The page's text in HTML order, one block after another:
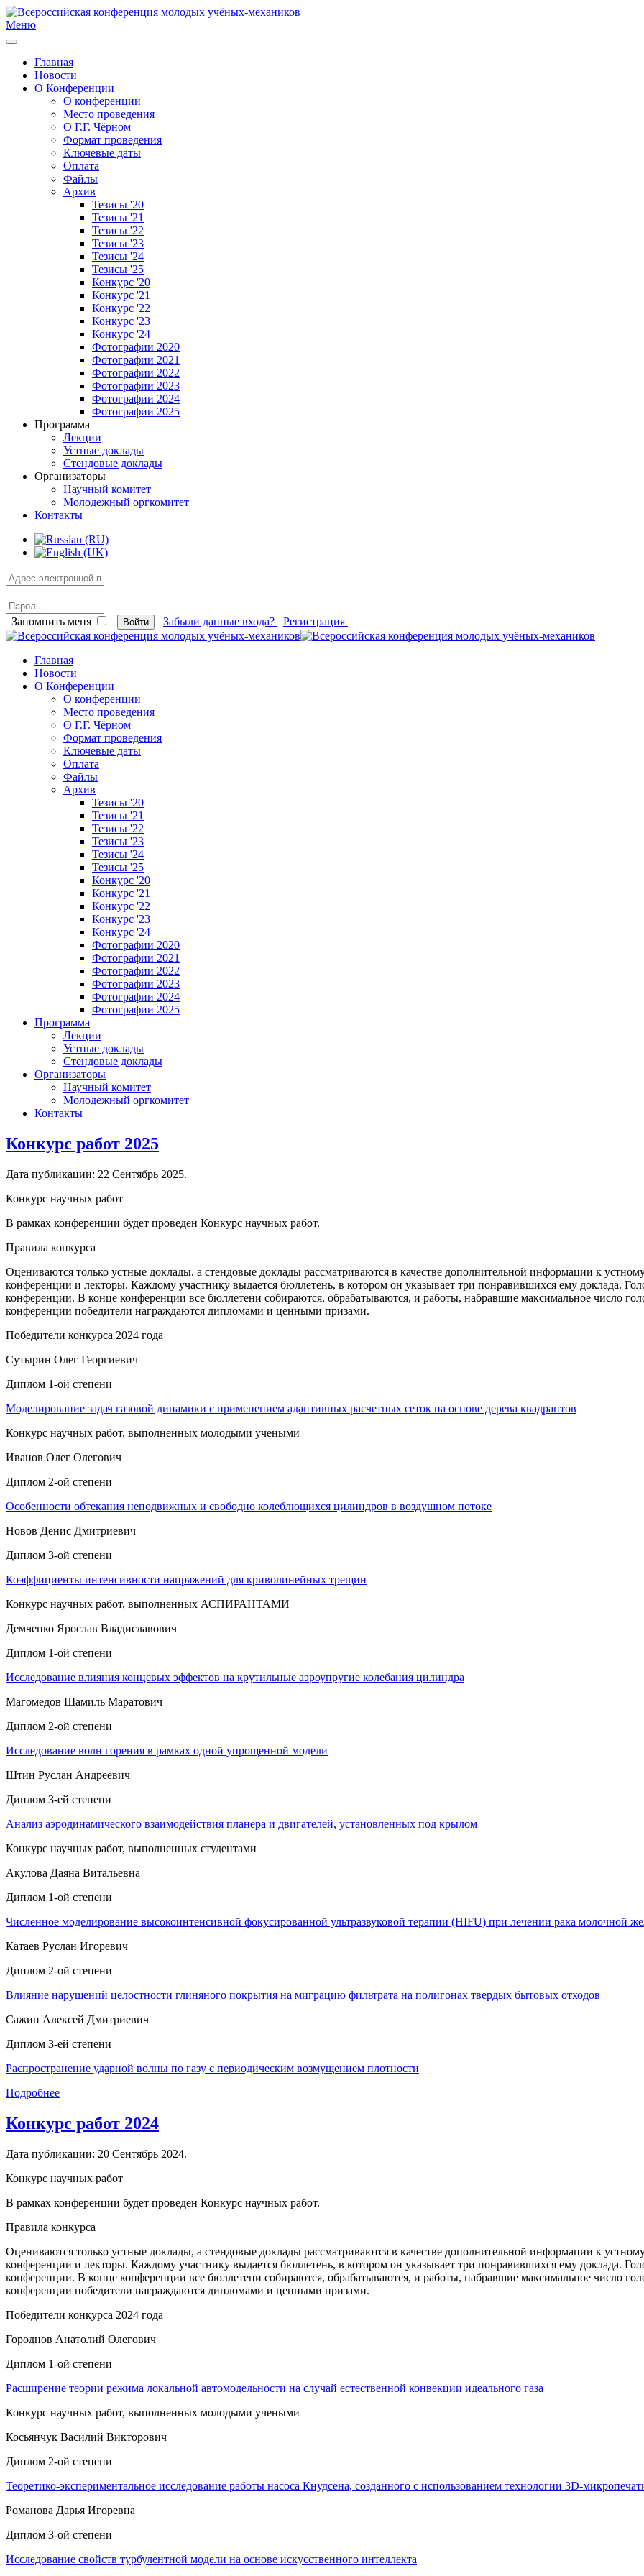
Меню
Главная
Новости
О Конференции
О конференции
Место проведения
О Г.Г. Чёрном
Формат проведения
Ключевые даты
Оплата
Файлы
Архив
Тезисы '20
Тезисы '21
Тезисы '22
Тезисы '23
Тезисы '24
Тезисы '25
Конкурс '20
Конкурс '21
Конкурс '22
Конкурс '23
Конкурс '24
Фотографии 2020
Фотографии 2021
Фотографии 2022
Фотографии 2023
Фотографии 2024
Фотографии 2025
Программа
Лекции
Устные доклады
Стендовые доклады
Организаторы
Научный комитет
Молодежный оргкомитет
Контакты
Запомнить меня Войти Забыли данные входа? Регистрация
Главная
Новости
О Конференции
О конференции
Место проведения
О Г.Г. Чёрном
Формат проведения
Ключевые даты
Оплата
Файлы
Архив
Тезисы '20
Тезисы '21
Тезисы '22
Тезисы '23
Тезисы '24
Тезисы '25
Конкурс '20
Конкурс '21
Конкурс '22
Конкурс '23
Конкурс '24
Фотографии 2020
Фотографии 2021
Фотографии 2022
Фотографии 2023
Фотографии 2024
Фотографии 2025
Программа
Лекции
Устные доклады
Стендовые доклады
Организаторы
Научный комитет
Молодежный оргкомитет
Контакты
Конкурс работ 2025
Дата публикации: 22 Сентябрь 2025.
Конкурс научных работ
В рамках конференции будет проведен Конкурс научных работ.
Правила конкурса
Оцениваются только устные доклады, а стендовые доклады рассматриваются в качестве дополнительной информации к
конференции и лекторы. Каждому участнику выдается бюллетень, в котором он указывает три понравившихся ему доклада.
конференции. В конце конференции все бюллетени собираются, обрабатываются, и работы, набравшие максимальное число
конференции победители награждаются дипломами и ценными призами.
Победители конкурса 2024 года
Сутырин Олег Георгиевич
Диплом 1-ой степени
Моделирование задач газовой динамики с применением адаптивных расчетных сеток на основе дерева квадрантов
Конкурс научных работ, выполненных молодыми учеными
Иванов Олег Олегович
Диплом 2-ой степени
Особенности обтекания неподвижных и свободно колеблющихся цилиндров в воздушном потоке
Новов Денис Дмитриевич
Диплом 3-ой степени
Коэффициенты интенсивности напряжений для криволинейных трещин
Конкурс научных работ, выполненных АСПИРАНТАМИ
Демченко Ярослав Владиславович
Диплом 1-ой степени
Исследование влияния концевых эффектов на крутильные аэроупругие колебания цилиндра
⁠Магомедов Шамиль Маратович
Диплом 2-ой степени
Исследование волн горения в рамках одной упрощенной модели
Штин Руслан Андреевич
Диплом 3-ей степени
Анализ аэродинамического взаимодействия планера и двигателей, установленных под крылом
Конкурс научных работ, выполненных студентами
Акулова Даяна Витальевна
Диплом 1-ой степени
Численное моделирование высокоинтенсивной фокусированной ультразвуковой терапии (HIFU) при лечении рака молочной
Катаев Руслан Игоревич
Диплом 2-ой степени
Влияние нарушений целостности глиняного покрытия на миграцию фильтрата на полигонах твердых бытовых отходов
⁠Сажин Алексей Дмитриевич
Диплом 3-ей степени
Распространение ударной волны по газу с периодическим возмущением плотности
Подробнее
Конкурс работ 2024
Дата публикации: 20 Сентябрь 2024.
Конкурс научных работ
В рамках конференции будет проведен Конкурс научных работ.
Правила конкурса
Оцениваются только устные доклады, а стендовые доклады рассматриваются в качестве дополнительной информации к
конференции и лекторы. Каждому участнику выдается бюллетень, в котором он указывает три понравившихся ему доклада.
конференции. В конце конференции все бюллетени собираются, обрабатываются, и работы, набравшие максимальное число
конференции победители награждаются дипломами и ценными призами.
Победители конкурса 2024 года
Городнов Анатолий Олегович
Диплом 1-ой степени
Расширение теории режима локальной автомодельности на случай естественной конвекции идеального газа
Конкурс научных работ, выполненных молодыми учеными
Косьянчук Василий Викторович
Диплом 2-ой степени
Теоретико-экспериментальное исследование работы насоса Кнудсена, созданного с использованием технологии 3D-
Романова Дарья Игоревна
Диплом 3-ой степени
Исследование свойств турбулентной модели на основе искусственного интеллекта